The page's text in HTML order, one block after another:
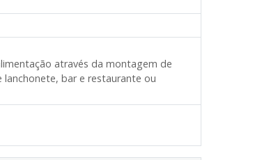
através da montagem de
bar e restaurante ou